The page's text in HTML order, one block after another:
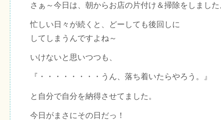
さぁ～今日は、朝からお店の片付け＆掃除をしまし
忙しい日々が続くと、どーしても後回しに
してしまうんですよね～
いけないと思いつつも、
『・・・・・・・・うん、落ち着いたらやろう。』
と自分で自分を納得させてました。
今日がまさにその日だっ！